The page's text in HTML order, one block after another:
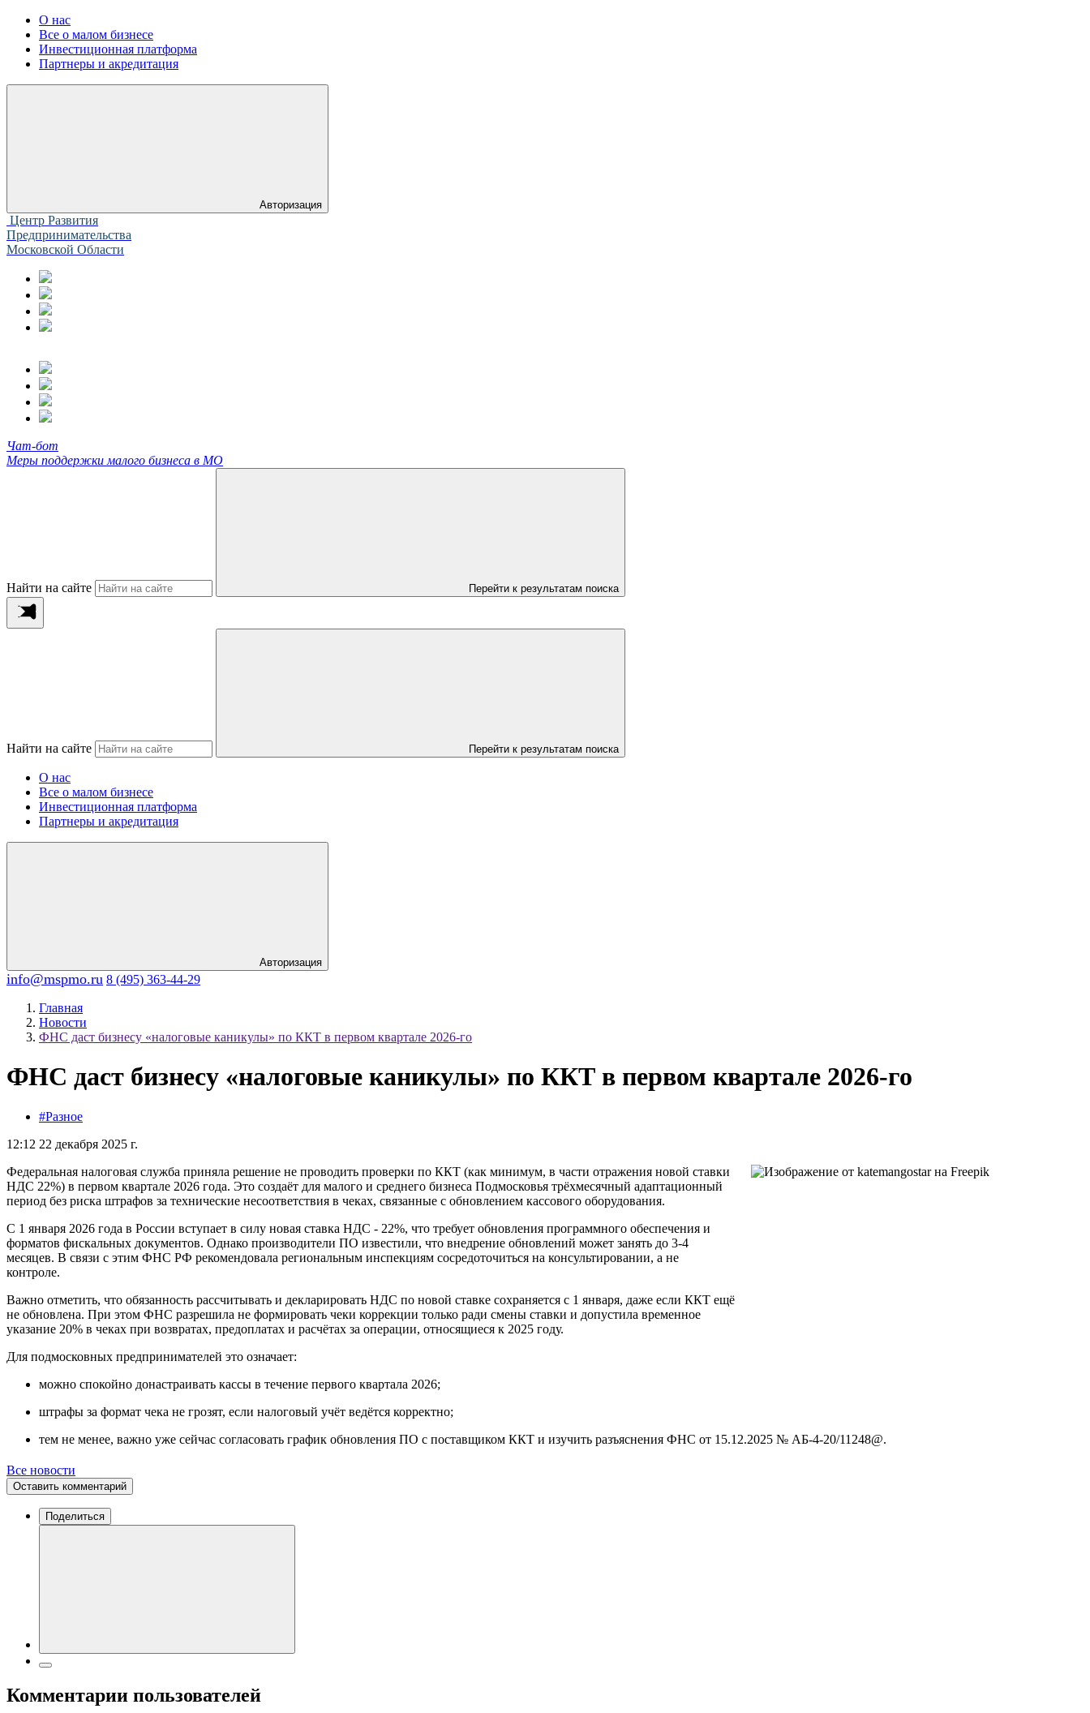
О нас
Все о малом бизнесе
Инвестиционная платформа
Партнеры и акредитация
Авторизация
Центр Развития
Предпринимательства
Московской Области
Чат-бот
Меры поддержки малого бизнеса в МО
Найти на сайте Перейти к результатам поиска
Найти на сайте Перейти к результатам поиска
О нас
Все о малом бизнесе
Инвестиционная платформа
Партнеры и акредитация
Авторизация
info@mspmo.ru 8 (495) 363-44-29
Главная
Новости
ФНС даст бизнесу «налоговые каникулы» по ККТ в первом квартале 2026-го
ФНС даст бизнесу «налоговые каникулы» по ККТ в первом квартале 2026-го
#Разное
12:12 22 декабря 2025 г.
Федеральная налоговая служба приняла решение не проводить проверки по ККТ (как минимум, в части отражения новой ставки
НДС 22%) в первом квартале 2026 года. Это создаёт для малого и среднего бизнеса Подмосковья трёхмесячный адаптационный
период без риска штрафов за технические несоответствия в чеках, связанные с обновлением кассового оборудования.
С 1 января 2026 года в России вступает в силу новая ставка НДС - 22%, что требует обновления программного обеспечения и
форматов фискальных документов. Однако производители ПО известили, что внедрение обновлений может занять до 3-4
месяцев. В связи с этим ФНС РФ рекомендовала региональным инспекциям сосредоточиться на консультировании, а не
контроле.
Важно отметить, что обязанность рассчитывать и декларировать НДС по новой ставке сохраняется с 1 января, даже если ККТ ещё
не обновлена. При этом ФНС разрешила не формировать чеки коррекции только ради смены ставки и допустила временное
указание 20% в чеках при возвратах, предоплатах и расчётах за операции, относящиеся к 2025 году.
Для подмосковных предпринимателей это означает:
можно спокойно донастраивать кассы в течение первого квартала 2026;
штрафы за формат чека не грозят, если налоговый учёт ведётся корректно;
тем не менее, важно уже сейчас согласовать график обновления ПО с поставщиком ККТ и изучить разъяснения ФНС от 15.12.2025 № АБ-4-20/11248@.
Все новости
Оставить комментарий
Поделиться
Комментарии пользователей